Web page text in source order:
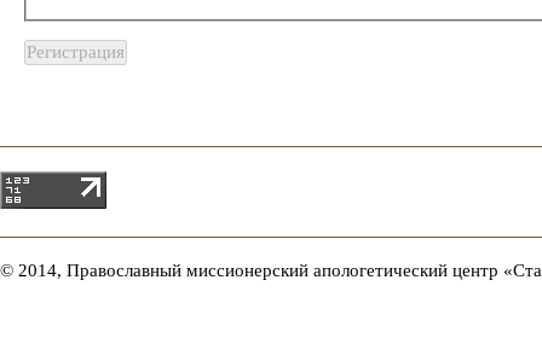
© 2014, Православный миссионерский апологетический центр